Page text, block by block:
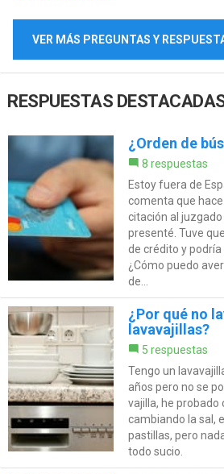
VER MÁS PREGUNTAS Y
RESPUESTAS
¿Orden de
8 respuestas
Estoy fuera de
comenta que
citación al
presenté. Tuve
de crédito y podría
¿Cómo puedo
de...
¿Por qué no
lavavajillas?
5 respuestas
Tengo un
años pero no se
vajilla, he probado
cambiando la sal,
pastillas, pero
todo sucio.